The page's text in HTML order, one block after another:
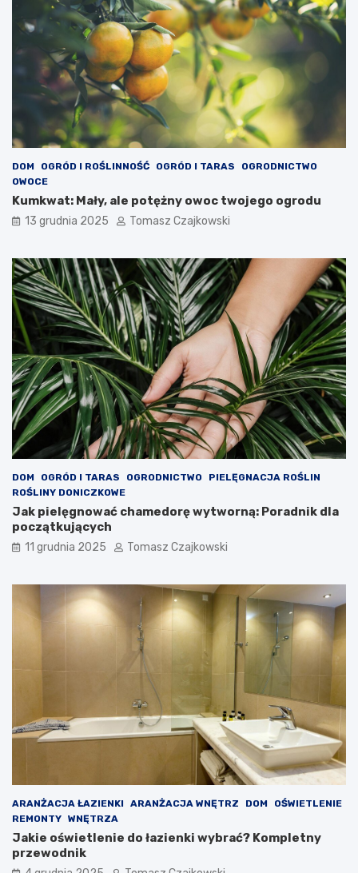
DOM OGRÓD I ROŚLINNOŚĆ OGRÓD I TARAS
OGRODNICTWO
OWOCE
Kumkwat: Mały, ale potężny owoc twojego ogrodu
13 grudnia 2025 Tomasz Czajkowski
DOM OGRÓD I TARAS OGRODNICTWO
PIELĘGNACJA ROŚLIN
ROŚLINY DONICZKOWE
Jak pielęgnować chamedorę wytworną: Poradnik dla
początkujących
11 grudnia 2025 Tomasz Czajkowski
ARANŻACJA ŁAZIENKI ARANŻACJA WNĘTRZ DOM
OŚWIETLENIE
REMONTY WNĘTRZA
Jakie oświetlenie do łazienki wybrać? Kompletny
przewodnik